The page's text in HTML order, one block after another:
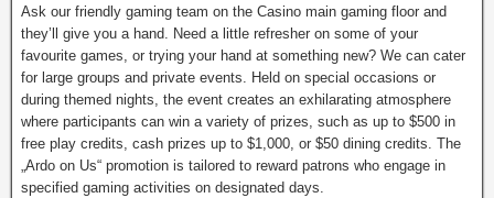
Ask our friendly gaming team on the Casino main gaming floor and
they’ll give you a hand. Need a little refresher on some of your
favourite games, or trying your hand at something new? We can cater
for large groups and private events. Held on special occasions or
during themed nights, the event creates an exhilarating atmosphere
where participants can win a variety of prizes, such as up to $500 in
free play credits, cash prizes up to $1,000, or $50 dining credits. The
„Ardo on Us“ promotion is tailored to reward patrons who engage in
specified gaming activities on designated days.